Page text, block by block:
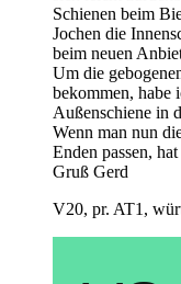
Schienen beim
Jochen die
beim neuen
Um die
bekommen, habe
Außenschiene in
Wenn man nun
Enden passen,
Gruß Gerd
V20, pr. AT1,